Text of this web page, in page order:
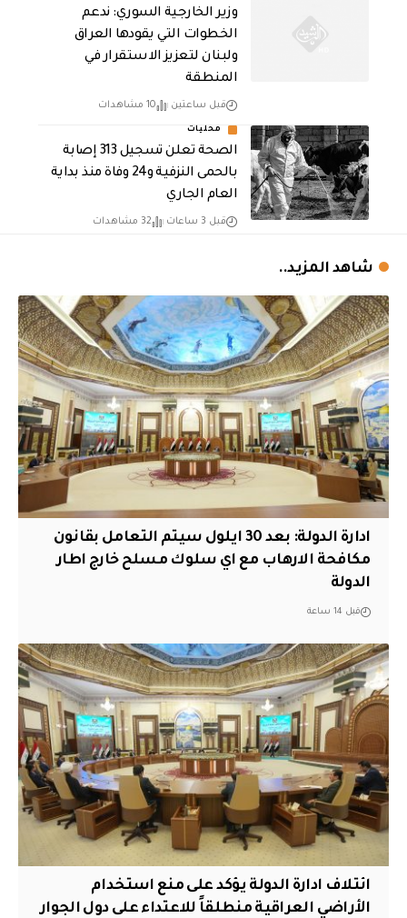
وزير الخارجية السوري: ندعم
الخطوات التي يقودها العراق
ولبنان لتعزيز الاستقرار في
المنطقة
قبل ساعتين 10 مشاهدات
محليات
الصحة تعلن تسجيل 313 إصابة
بالحمى النزفية و24 وفاة منذ بداية
العام الجاري
قبل 3 ساعات 32 مشاهدات
شاهد المزيد..
ادارة الدولة: بعد 30 ايلول سيتم التعامل بقانون
مكافحة الارهاب مع اي سلوك مسلح خارج اطار
الدولة
قبل 14 ساعة
ائتلاف ادارة الدولة يؤكد على منع استخدام
الأراضي العراقية منطلقاً للاعتداء على دول الجوار